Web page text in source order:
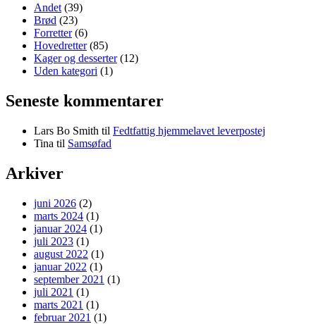
Andet (39)
Brød (23)
Forretter(6)
Hovedretter(85)
Kager og desserter(12)
Uden kategori (1)
Seneste kommentarer
Lars Bo Smith til Fedtfattig hjemmelavet leverpostej
Tina til Samsøfad
Arkiver
juni 2026 (2)
marts 2024 (1)
januar 2024 (1)
juli 2023 (1)
august 2022 (1)
januar 2022 (1)
september 2021 (1)
juli 2021 (1)
marts 2021 (1)
februar 2021 (1)